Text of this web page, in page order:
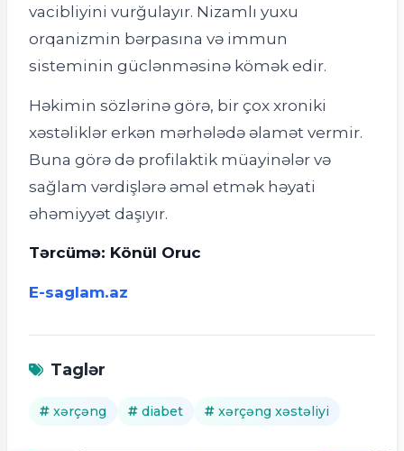
vacibliyini vurğulayır. Nizamlı yuxu
orqanizmin bərpasına və immun
sisteminin güclənməsinə kömək edir.
Həkimin sözlərinə görə, bir çox xroniki
xəstəliklər erkən mərhələdə əlamət vermir.
Buna görə də profilaktik müayinələr və
sağlam vərdişlərə əməl etmək həyati
əhəmiyyət daşıyır.
Tərcümə: Könül Oruc
E-saglam.az
Taglər
xərçəng diabet xərçəng xəstəliyi